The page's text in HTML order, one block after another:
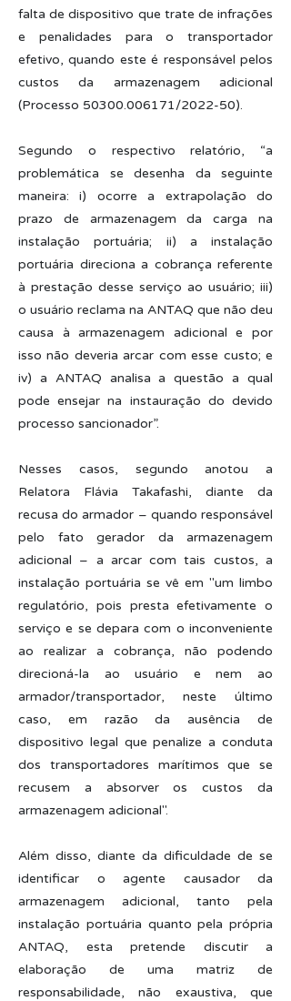
falta de dispositivo que trate de infrações
e penalidades para o transportador
efetivo, quando este é responsável pelos
custos da armazenagem adicional
(Processo 50300.006171/2022-50).
Segundo o respectivo relatório, “a
problemática se desenha da seguinte
maneira: i) ocorre a extrapolação do
prazo de armazenagem da carga na
instalação portuária; ii) a instalação
portuária direciona a cobrança referente
à prestação desse serviço ao usuário; iii)
o usuário reclama na ANTAQ que não deu
causa à armazenagem adicional e por
isso não deveria arcar com esse custo; e
iv) a ANTAQ analisa a questão a qual
pode ensejar na instauração do devido
processo sancionador”.
Nesses casos, segundo anotou a
Relatora Flávia Takafashi, diante da
recusa do armador – quando responsável
pelo fato gerador da armazenagem
adicional – a arcar com tais custos, a
instalação portuária se vê em "um limbo
regulatório, pois presta efetivamente o
serviço e se depara com o inconveniente
ao realizar a cobrança, não podendo
direcioná-la ao usuário e nem ao
armador/transportador, neste último
caso, em razão da ausência de
dispositivo legal que penalize a conduta
dos transportadores marítimos que se
recusem a absorver os custos da
armazenagem adicional".
Além disso, diante da dificuldade de se
identificar o agente causador da
armazenagem adicional, tanto pela
instalação portuária quanto pela própria
ANTAQ, esta pretende discutir a
elaboração de uma matriz de
responsabilidade, não exaustiva, que